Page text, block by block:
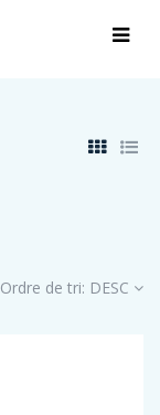
Ordre de tri: DESC